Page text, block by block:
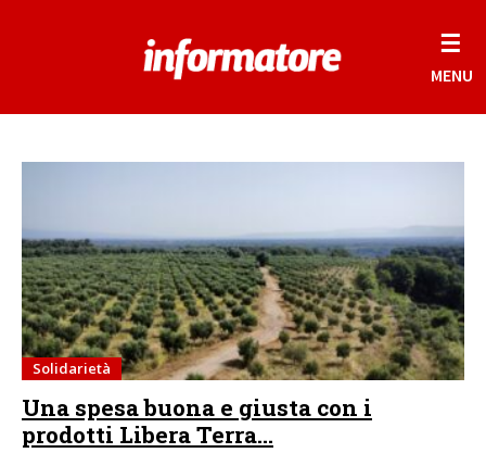
☰
MENU
Solidarietà
Una spesa buona e giusta con i
prodotti Libera Terra...